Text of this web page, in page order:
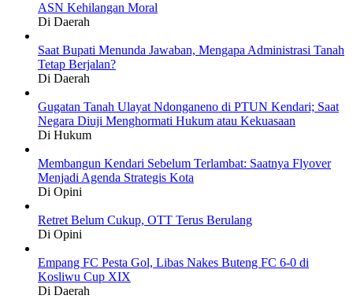
ASN Kehilangan Moral
Di Daerah
Saat Bupati Menunda Jawaban, Mengapa Administrasi Tanah
Tetap Berjalan?
Di Daerah
Gugatan Tanah Ulayat Ndonganeno di PTUN Kendari; Saat
Negara Diuji Menghormati Hukum atau Kekuasaan
Di Hukum
Membangun Kendari Sebelum Terlambat: Saatnya Flyover
Menjadi Agenda Strategis Kota
Di Opini
Retret Belum Cukup, OTT Terus Berulang
Di Opini
Empang FC Pesta Gol, Libas Nakes Buteng FC 6-0 di
Kosliwu Cup XIX
Di Daerah